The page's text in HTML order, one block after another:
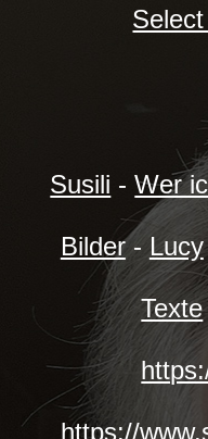
Susili -Wer
Bilder-Lucy
Texte
https://